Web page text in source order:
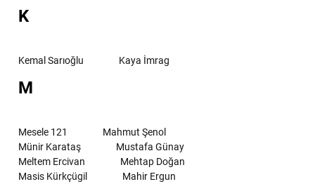
K
Kemal Sarıoğlu Kaya İmrag
M
Mesele 121
Mahmut Şenol
Münir Karataş
Mustafa Günay
Meltem Ercivan
Mehtap Doğan
Masis Kürkçügil
Mahir Ergun